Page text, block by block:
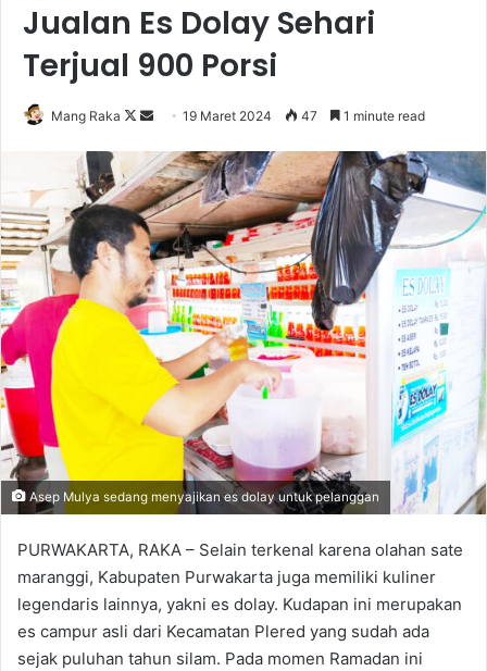
Jualan Es Dolay Sehari
Terjual 900 Porsi
Mang Raka
Follow
X
Send
email
19 Maret 2024 47 1 minute read
Asep Mulya sedang menyajikan es dolay untuk pelanggan
PURWAKARTA, RAKA – Selain terkenal karena olahan sate
maranggi, Kabupaten Purwakarta juga memiliki kuliner
legendaris lainnya, yakni es dolay. Kudapan ini merupakan
es campur asli dari Kecamatan Plered yang sudah ada
sejak puluhan tahun silam. Pada momen Ramadan ini